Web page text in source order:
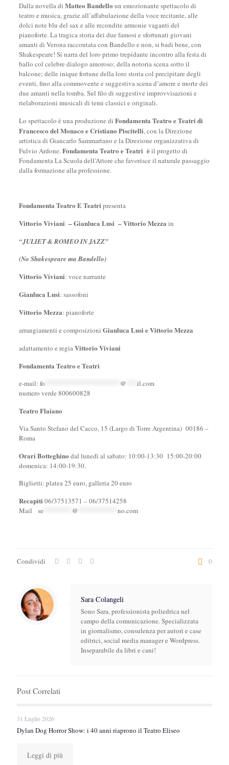
Dalla novella di Matteo Bandello un emozionante spettacolo di
teatro e musica, grazie all’affabulazione della voce recitante, alle
dolci note blu del sax e alle recondite armonie vaganti del
pianoforte. La tragica storia dei due famosi e sfortunati giovani
amanti di Verona raccontata con Bandello e non, si badi bene, con
Shakespeare! Si narra del loro primo trepidante incontro alla festa di
ballo col celebre dialogo amoroso; della notoria scena sotto il
balcone; delle inique fortune della loro storia col precipitare degli
eventi, fino alla commovente e suggestiva scena d’amore e morte dei
due amanti nella tomba. Sul filo di suggestive improvvisazioni e
rielaborazioni musicali di temi classici e originali.
Lo spettacolo è una produzione di Fondamenta Teatro e Teatri di
Francesco del Monaco e Cristiano Piscitelli, con la Direzione
artistica di Giancarlo Sammartano e la Direzione organizzativa di
Fulvio Ardone.Fondamenta Teatro e Teatri èil progetto di
Fondamenta La Scuola dell’Attore che favorisce il naturale passaggio
dalla formazione alla professione.
Fondamenta Teatro E Teatri presenta
Vittorio Viviani – Gianluca Lusi – Vittorio Mezza in
“JULIET & ROMEO IN JAZZ”
(No Shakespeare ma Bandello)
Vittorio Viviani: voce narrante
Gianluca Lusi: sassofoni
Vittorio Mezza: pianoforte
arrangiamenti e composizioni Gianluca Lusi e Vittorio Mezza
adattamento e regiaVittorio Viviani
Fondamenta Teatro e Teatri
e-mail: fo @
il.com
numero verde 800600828
Teatro Flaiano
Via Santo Stefano del Cacco, 15 (Largo di Torre Argentina) 00186 –
Roma
Orari Botteghino dal lunedì al sabato: 10:00-13:30 15:00-20:00
domenica: 14:00-19:30.
Biglietti: platea 25 euro, galleria 20 euro
Recapiti 06/37513571 – 06/37514258
Mail se @ no.com
Condividi 0
Sara Colangeli
Sono Sara, professionista poliedrica nel
campo della comunicazione. Specializzata
in giornalismo, consulenza per autori e case
editrici, social media manager e Wordpress.
Inseparabile da libri e cani!
Post Correlati
31 Luglio 2026
Dylan Dog Horror Show: i 40 anni riaprono il Teatro Eliseo
Leggi di più